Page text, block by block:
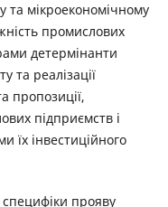
та мікроекономічному
промислових
детермінанти
та реалізації
пропозиції,
підприємств і
їх інвестиційного
прояву